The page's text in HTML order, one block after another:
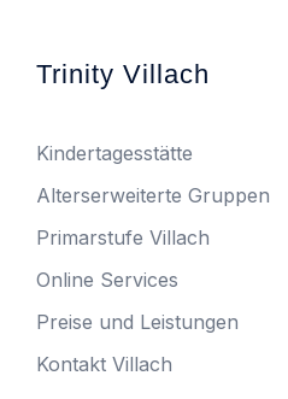
Trinity Villach
Kindertagesstätte
Alterserweiterte Gruppen
Primarstufe Villach
Online Services
Preise und Leistungen
Kontakt Villach